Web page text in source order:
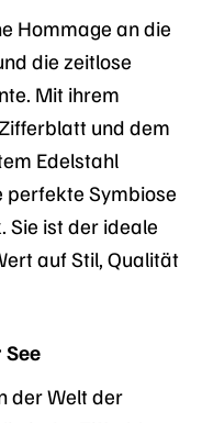
Hommage an die
die zeitlose
Mit ihrem
und dem
Edelstahl
Symbiose
Sie ist der ideale
auf Stil, Qualität
der Welt der